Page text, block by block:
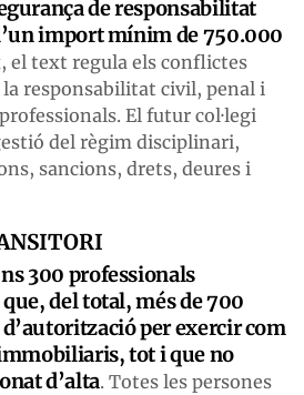
de responsabilitat
import mínim de 750.000
el text regula els conflictes
responsabilitat civil, penal i
El futur col·legi
del règim disciplinari,
sancions, drets, deures i
300 professionals
del total, més de 700
per exercir com
tot i que no
d’alta. Totes les persones